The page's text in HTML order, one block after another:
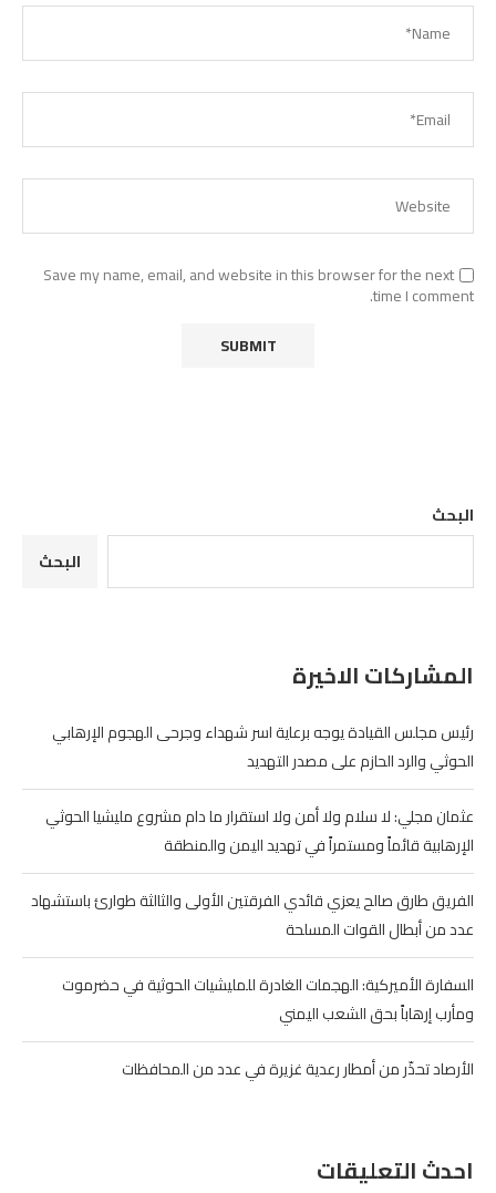
Save my name, email, and website in this browser for the next
time I comment.
البحث
البحث
المشاركات الاخيرة
رئيس مجلس القيادة يوجه برعاية اسر شهداء وجرحى الهجوم الإرهابي
الحوثي والرد الحازم على مصدر التهديد
عثمان مجلي: لا سلام ولا أمن ولا استقرار ما دام مشروع مليشيا الحوثي
الإرهابية قائماً ومستمراً في تهديد اليمن والمنطقة
الفريق طارق صالح يعزي قائدي الفرقتين الأولى والثالثة طوارئ باستشهاد
عدد من أبطال القوات المسلحة
السفارة الأميركية: الهجمات الغادرة للمليشيات الحوثية في حضرموت
ومأرب إرهاباً بحق الشعب اليمني
الأرصاد تحذّر من أمطار رعدية غزيرة في عدد من المحافظات
احدث التعليقات